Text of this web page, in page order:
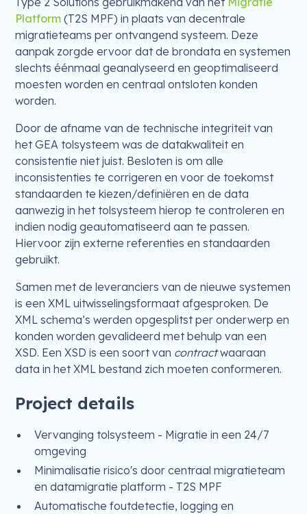
Platform (T2S MPF) in plaats van decentrale
migratieteams per ontvangend systeem. Deze
aanpak zorgde ervoor dat de brondata en systemen
slechts éénmaal geanalyseerd en geoptimaliseerd
moesten worden en centraal ontsloten konden
worden.
Door de afname van de technische integriteit van
het GEA tolsysteem was de datakwaliteit en
consistentie niet juist. Besloten is om alle
inconsistenties te corrigeren en voor de toekomst
standaarden te kiezen/definiëren en de data
aanwezig in het tolsysteem hierop te controleren en
indien nodig geautomatiseerd aan te passen.
Hiervoor zijn externe referenties en standaarden
gebruikt.
Samen met de leveranciers van de nieuwe systemen
is een XML uitwisselingsformaat afgesproken. De
XML schema’s werden opgesplitst per onderwerp en
konden worden gevalideerd met behulp van een
XSD. Een XSD is een soort van contractwaaraan
data in het XML bestand zich moeten conformeren.
Project details
Vervanging tolsysteem - Migratie in een 24/7
omgeving
Minimalisatie risico's door centraal migratieteam
en datamigratie platform - T2S MPF
Automatische foutdetectie, logging en